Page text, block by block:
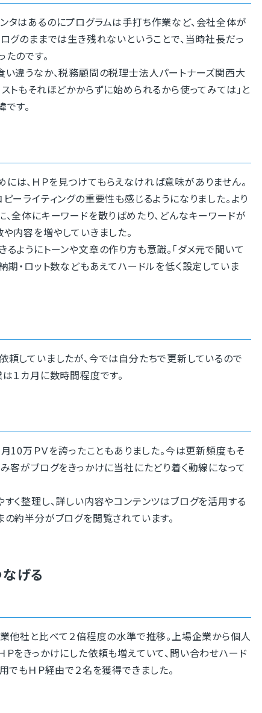
タはあるのにプログラムは手打ち作業など、会社全体が
グのままでは生き残れないということで、当時社長だっ
のです。
違うなか、税務顧問の税理士法人パートナーズ関西大
トもそれほどかからずに始められるから使ってみては」と
す。
は、ＨＰを見つけてもらえなければ意味がありません。
ーライティングの重要性も感じるようになりました。より
全体にキーワードを散りばめたり、どんなキーワードが
内容を増やしていきました。
ようにトーンや文章の作り方も意識。「ダメ元で聞いて
期・ロット数などもあえてハードルを低く設定していま
頼していましたが、今では自分たちで更新しているので
１カ月に数時間程度です。
10万ＰＶを誇ったこともありました。今は更新頻度もそ
客がブログをきっかけに当社にたどり着く動線になって
く整理し、詳しい内容やコンテンツはブログを活用する
約半分がブログを閲覧されています。
げる
他社と比べて２倍程度の水準で推移。上場企業から個人
をきっかけにした依頼も増えていて、問い合わせハード
でもＨＰ経由で２名を獲得できました。